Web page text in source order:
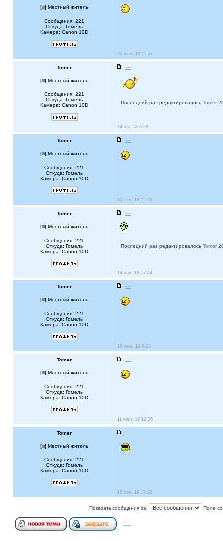
[ ] Местный житель
Сообщения: 221
Откуда: Гомель
Камера: Canon 10D
20 июн, 18 11:37
Tomer ----
[ ] Местный житель
Сообщения: 221
Откуда: Гомель
Камера: Canon 10D
Последний раз редактировалось Tomer20
24 авг, 18 8:23
Tomer ----
[ ] Местный житель
Сообщения: 221
Откуда: Гомель
Камера: Canon 10D
30 сен, 18 15:32
Tomer ----
[ ] Местный житель
Сообщения: 221
Откуда: Гомель
Камера: Canon 10D
Последний раз редактировалось Tomer20
14 ноя, 18 17:44
Tomer ----
[ ] Местный житель
Сообщения: 221
Откуда: Гомель
Камера: Canon 10D
16 июн, 19 8:03
Tomer ----
[ ] Местный житель
Сообщения: 221
Откуда: Гомель
Камера: Canon 10D
11 июл, 19 12:35
Tomer ----
[ ] Местный житель
Сообщения: 221
Откуда: Гомель
Камера: Canon 10D
18 сен, 19 17:32
Показать сообщения за: Поле
----